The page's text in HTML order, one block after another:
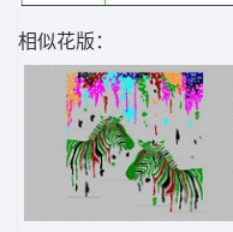
相似花版：